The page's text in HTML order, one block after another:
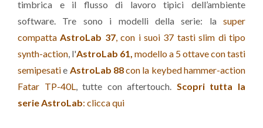
timbrica e il flusso di lavoro tipici dell’ambiente
software. Tre sono i modelli della serie: la super
compattaAstroLab 37, con i suoi 37 tasti slim di tipo
synth-action, l'AstroLab 61, modello a 5 ottave con tasti
semipesatie AstroLab 88con la keybed hammer-action
Fatar TP-40L, tutte con aftertouch. Scopri tutta la
serie AstroLab: clicca qui